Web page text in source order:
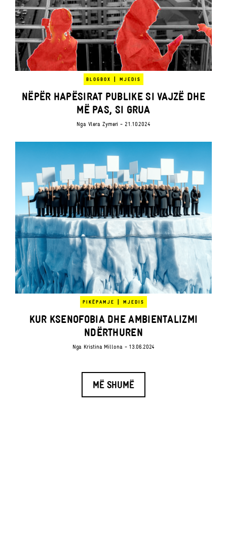
BLOGBOX | MJEDIS
NËPËR HAPËSIRAT PUBLIKE SI VAJZË DHE
MË PAS, SI GRUA
Nga Vlera Zymeri - 21.10.2024
PIKËPAMJE | MJEDIS
KUR KSENOFOBIA DHE AMBIENTALIZMI
NDËRTHUREN
Nga Kristina Millona- 13.06.2024
MË SHUMË